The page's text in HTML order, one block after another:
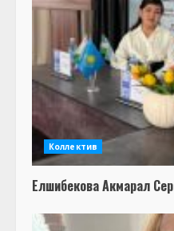
Коллектив
Елшибекова Акмарал